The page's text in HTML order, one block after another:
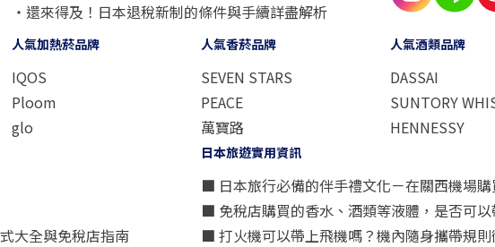
・還來得及！日本退稅新制的條件與手續詳盡解析
人氣加熱菸品牌
IQOS
Ploom
glo
人氣香菸品牌
SEVEN STARS
PEACE
萬寶路
人氣酒類品牌
DASSAI
SUNTORY
HENNESSY
大全與免稅店指南
日本旅遊實用資訊
■ 日本旅行必備的伴手禮文化－在關西機場
■ 免稅店購買的香水、酒類等液體，是否可以
■ 打火機可以帶上飛機嗎？機內隨身攜帶規則